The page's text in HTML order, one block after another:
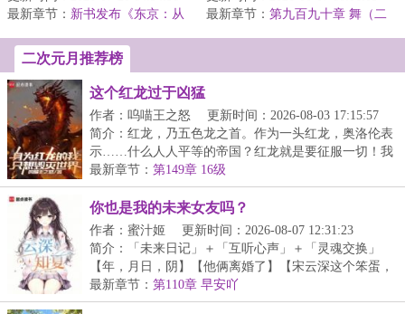
边回答。“不能抽烟，不能
最新章节： 新书发布《东京：从
十年前。于是，靠着怨仇
最新章节： 第九百九十章 舞（二
二次元月推荐榜
这个红龙过于凶猛
作者：呜喵王之怒
更新时间：2026-08-03 17:15:57
简介：红龙，乃五色龙之首。作为一头红龙，奥洛伦表
示……什么人人平等的帝国？红龙就是要征服一切！我
将...
最新章节： 第149章 16级
你也是我的未来女友吗？
作者：蜜汁姬
更新时间：2026-08-07 12:31:23
简介：「未来日记」＋「互听心声」＋「灵魂交换」
【年，月日，阴】【他俩离婚了】【宋云深这个笨蛋，
都不...
最新章节： 第110章 早安吖